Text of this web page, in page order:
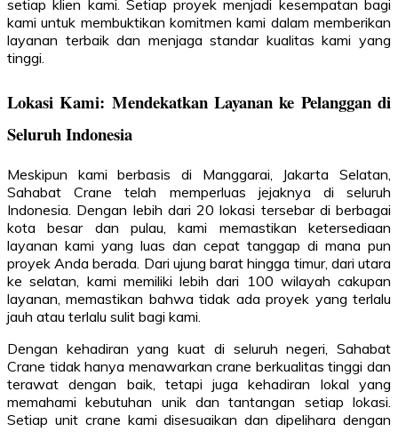
setiap klien kami. Setiap proyek menjadi kesempatan bagi
kami untuk membuktikan komitmen kami dalam memberikan
layanan terbaik dan menjaga standar kualitas kami yang
tinggi.
Lokasi Kami: Mendekatkan Layanan ke Pelanggan di
Seluruh Indonesia
Meskipun kami berbasis di Manggarai, Jakarta Selatan,
Sahabat Crane telah memperluas jejaknya di seluruh
Indonesia. Dengan lebih dari 20 lokasi tersebar di berbagai
kota besar dan pulau, kami memastikan ketersediaan
layanan kami yang luas dan cepat tanggap di mana pun
proyek Anda berada. Dari ujung barat hingga timur, dari utara
ke selatan, kami memiliki lebih dari 100 wilayah cakupan
layanan, memastikan bahwa tidak ada proyek yang terlalu
jauh atau terlalu sulit bagi kami.
Dengan kehadiran yang kuat di seluruh negeri, Sahabat
Crane tidak hanya menawarkan crane berkualitas tinggi dan
terawat dengan baik, tetapi juga kehadiran lokal yang
memahami kebutuhan unik dan tantangan setiap lokasi.
Setiap unit crane kami disesuaikan dan dipelihara dengan